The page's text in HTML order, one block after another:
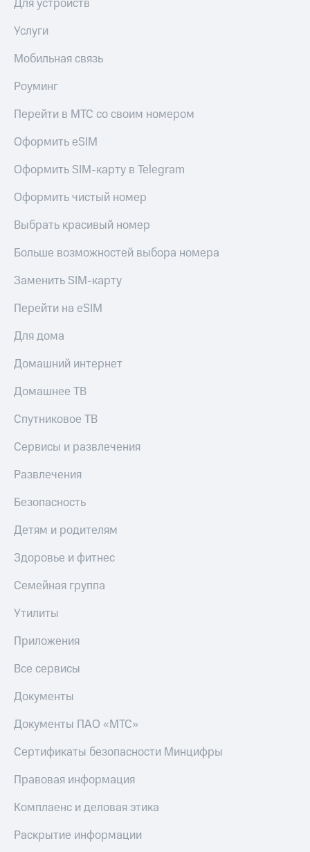
Услуги
Мобильная связь
Роуминг
Перейти в МТС со своим номером
Оформить eSIM
Оформить SIM-карту в Telegram
Оформить чистый номер
Выбрать красивый номер
Больше возможностей выбора номера
Заменить SIM-карту
Перейти на eSIM
Для дома
Домашний интернет
Домашнее ТВ
Спутниковое ТВ
Сервисы и развлечения
Развлечения
Безопасность
Детям и родителям
Здоровье и фитнес
Семейная группа
Утилиты
Приложения
Все сервисы
Документы
Документы ПАО «МТС»
Сертификаты безопасности Минцифры
Правовая информация
Комплаенс и деловая этика
Раскрытие информации